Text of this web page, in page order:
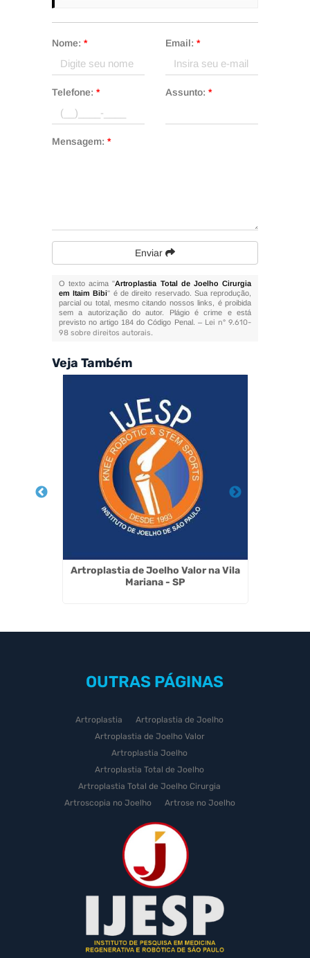
Nome: * Email: *
Telefone: * Assunto: *
Mensagem: *
Enviar
O texto acima "Artroplastia Total de Joelho Cirurgia
em Itaim Bibi" é de direito reservado. Sua reprodução,
parcial ou total, mesmo citando nossos links, é proibida
sem a autorização do autor. Plágio é crime e está
previsto no artigo 184 do Código Penal. – Lei n° 9.610-
98 sobre direitos autorais.
Veja Também
Artroplastia de Joelho Valor na Vila
Mariana - SP
OUTRAS PÁGINAS
Artroplastia
Artroplastia de Joelho
Artroplastia de Joelho Valor
Artroplastia Joelho
Artroplastia Total de Joelho
Artroplastia Total de Joelho Cirurgia
Artroscopia no Joelho
Artrose no Joelho
Artrose no Joelho Cirurgia
Artrose no Joelho Tratamento
Celulas Tronco Joelho
Celula Tronco Esporte
Cirurgia Artroplastia de Joelho
Cirurgia Artroplastia Joelho
Cirurgia Artrose Joelho Preço
Cirurgia de Artroscopia no Joelho
Cirurgia de Cartilagem do Joelho